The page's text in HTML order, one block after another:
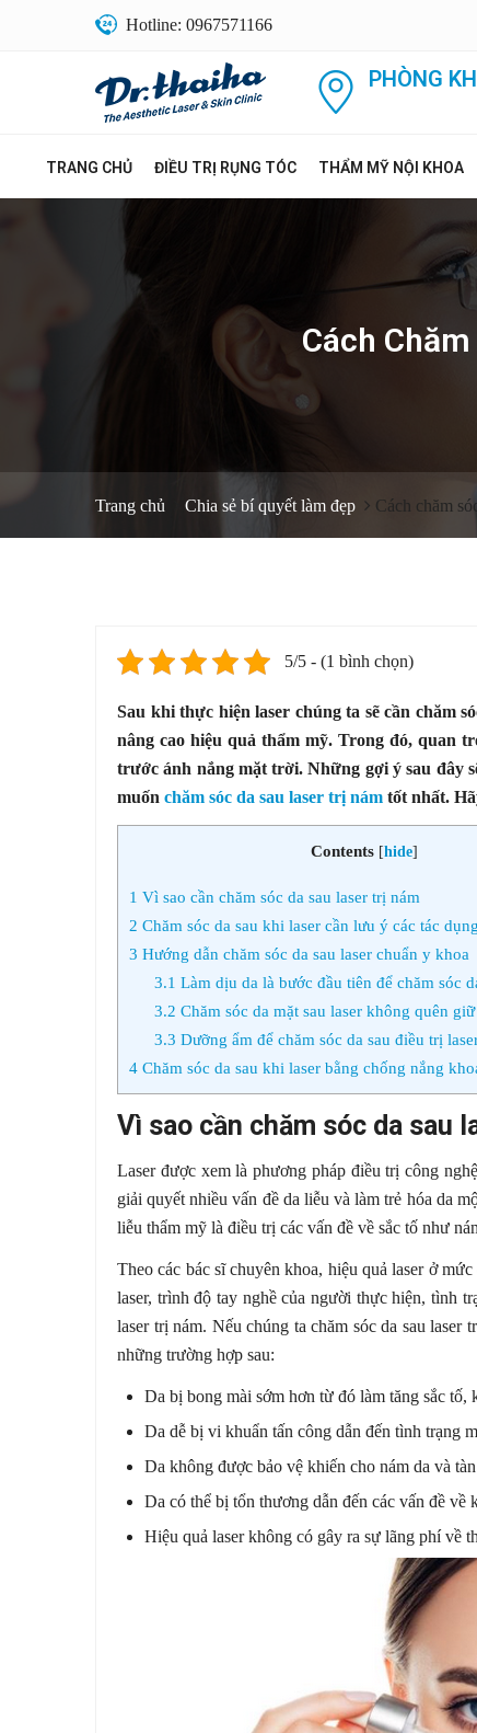
Hotline: 0967571166
PHÒNG
TRANG CHỦ ĐIỀU TRỊ RỤNG TÓC THẨM MỸ NỘI KHOA
Cách
Trang chủ Chia sẻ bí quyết làm đẹp Cách chăm
5/5 - (1 bình chọn)
Sau khi thực hiện laser chúng ta sẽ cần chăm
nâng cao hiệu quả thẩm mỹ. Trong đó, quan
trước ánh nắng mặt trời. Những gợi ý sau đây
muốn chăm sóc da sau laser trị nám tốt nhất.
Contents [hide]
1 Vì sao cần chăm sóc da sau laser trị nám
2 Chăm sóc da sau khi laser cần lưu ý các tác
3 Hướng dẫn chăm sóc da sau laser chuẩn y khoa
3.1 Làm dịu da là bước đầu tiên để chăm sóc
3.2 Chăm sóc da mặt sau laser không quên
3.3 Dưỡng ẩm để chăm sóc da sau điều trị
4 Chăm sóc da sau khi laser bằng chống nắng
Vì sao cần chăm sóc da sau
Laser được xem là phương pháp điều trị công
giải quyết nhiều vấn đề da liễu và làm trẻ hóa da
liễu thẩm mỹ là điều trị các vấn đề về sắc tố như
Theo các bác sĩ chuyên khoa, hiệu quả laser ở
laser, trình độ tay nghề của người thực hiện, tình
laser trị nám. Nếu chúng ta chăm sóc da sau
những trường hợp sau:
Da bị bong mài sớm hơn từ đó làm tăng sắc tố,
Da dễ bị vi khuẩn tấn công dẫn đến tình trạng
Da không được bảo vệ khiến cho nám da và
Da có thể bị tổn thương dẫn đến các vấn đề về
Hiệu quả laser không có gây ra sự lãng phí về